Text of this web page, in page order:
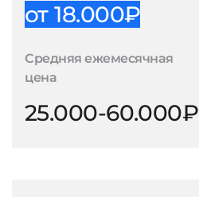
от 18.000₽
Средняя ежемесячная
цена
25.000-60.000₽